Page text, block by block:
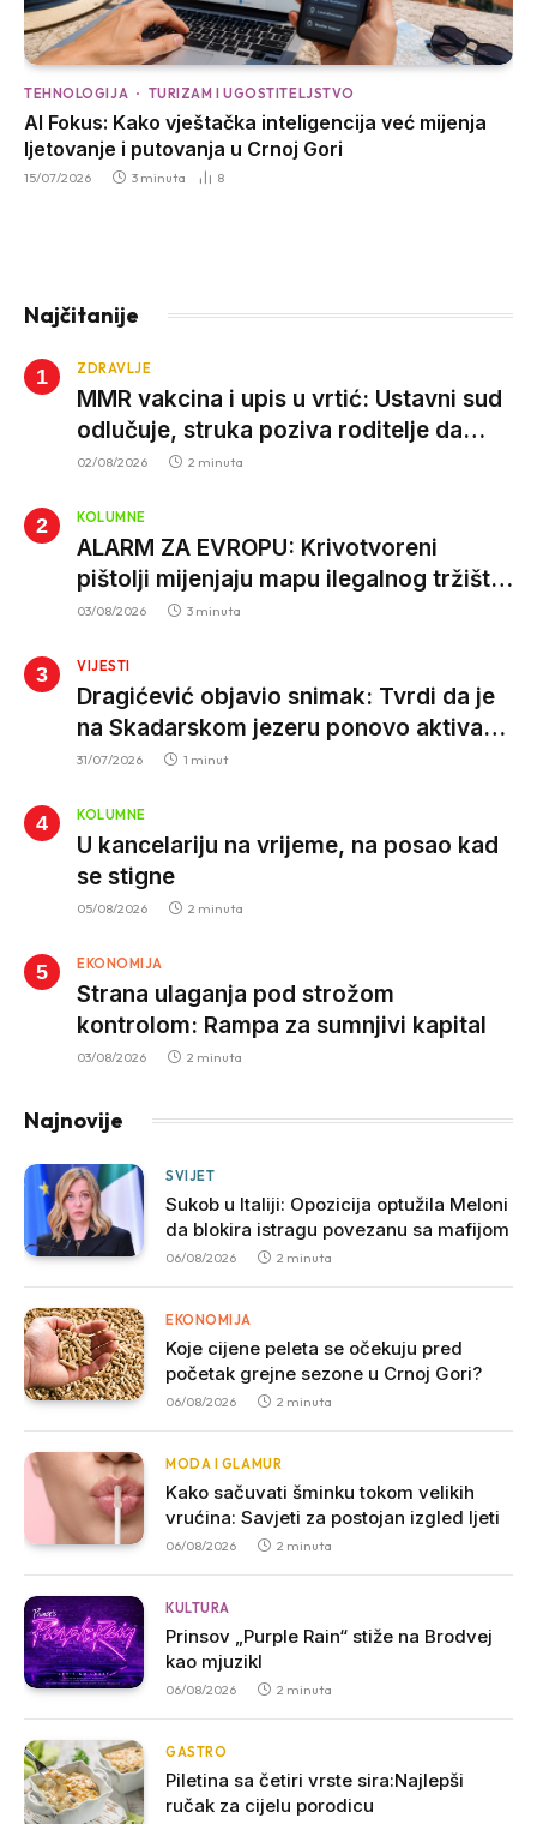
TEHNOLOGIJA TURIZAM I UGOSTITELJSTVO
AI Fokus: Kako vještačka inteligencija već mijenja
ljetovanje i putovanja u Crnoj Gori
15/07/2026 3 minuta 8
Najčitanije
ZDRAVLJE
MMR vakcina i upis u vrtić: Ustavni sud
odlučuje, struka poziva roditelje da
vjeruju nauci
02/08/2026 2 minuta
KOLUMNE
ALARM ZA EVROPU: Krivotvoreni
pištolji mijenjaju mapu ilegalnog tržišta,
istrage ukazuju na proizvodnju van EU
03/08/2026 3 minuta
VIJESTI
Dragićević objavio snimak: Tvrdi da je
na Skadarskom jezeru ponovo aktivan
krivolov strujom
31/07/2026 1 minut
KOLUMNE
U kancelariju na vrijeme, na posao kad
se stigne
05/08/2026 2 minuta
EKONOMIJA
Strana ulaganja pod strožom
kontrolom: Rampa za sumnjivi kapital
03/08/2026 2 minuta
Najnovije
SVIJET
Sukob u Italiji: Opozicija optužila Meloni
da blokira istragu povezanu sa mafijom
06/08/2026 2 minuta
EKONOMIJA
Koje cijene peleta se očekuju pred
početak grejne sezone u Crnoj Gori?
06/08/2026 2 minuta
MODA I GLAMUR
Kako sačuvati šminku tokom velikih
vrućina: Savjeti za postojan izgled ljeti
06/08/2026 2 minuta
KULTURA
Prinsov „Purple Rain“ stiže na Brodvej
kao mjuzikl
06/08/2026 2 minuta
GASTRO
Piletina sa četiri vrste sira:Najlepši
ručak za cijelu porodicu